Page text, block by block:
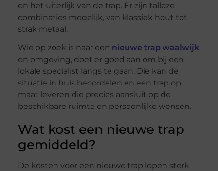
en het uiterlijk van de trap. Er zijn talloze
combinaties mogelijk, van klassiek hout tot
strak metaal.
Wie op zoek is naar een nieuwe trap waalwijk
en omgeving, doet er goed aan om bij een
lokale specialist langs te gaan. Die kan de
situatie in huis beoordelen en een trap op
maat leveren die precies aansluit op de
beschikbare ruimte en persoonlijke wensen.
Wat kost een nieuwe trap
gemiddeld?
De kosten voor een nieuwe trap lopen sterk